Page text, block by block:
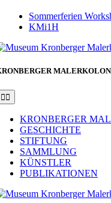
Sommerferien
KMi1H
Toggle
Navigation
KRONBERGER
GESCHICHTE
STIFTUNG
SAMMLUNG
KÜNSTLER
PUBLIKATIONEN